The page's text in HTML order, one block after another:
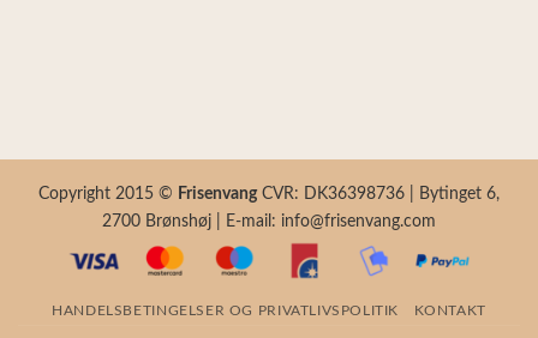
Copyright 2015 © FrisenvangCVR: DK36398736 | Bytinget 6,
2700 Brønshøj | E-mail: info@frisenvang.com
HANDELSBETINGELSER OG PRIVATLIVSPOLITIK KONTAKT